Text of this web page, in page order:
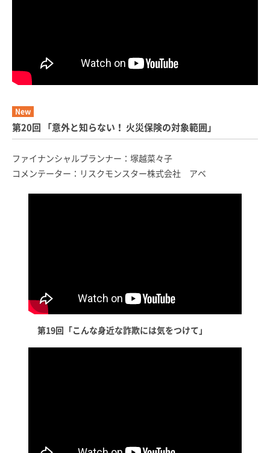
New
第20回 「意外と知らない！ 火災保険の対象範囲」
ファイナンシャルプランナー：塚越菜々子
コメンテーター：リスクモンスター株式会社 アベ
第19回「こんな身近な詐欺には気をつけて」